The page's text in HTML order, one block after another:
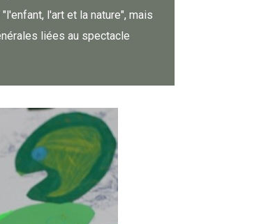
l'art et la nature", mais
liées au spectacle